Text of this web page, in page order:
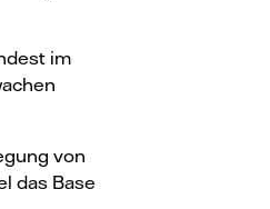
im
von
das Base